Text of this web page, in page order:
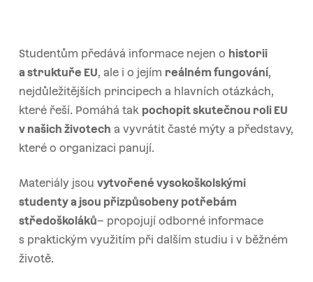
Studentům předává informace nejen o historii
a struktuře EU, ale i o jejím reálném fungování,
nejdůležitějších principech a hlavních otázkách,
které řeší. Pomáhá tak pochopit skutečnou roli EU
v našich životech a vyvrátit časté mýty a představy,
které o organizaci panují.
Materiály jsou vytvořené vysokoškolskými
studenty a jsou přizpůsobeny potřebám
středoškoláků– propojují odborné informace
s praktickým využitím při dalším studiu i v běžném
životě.